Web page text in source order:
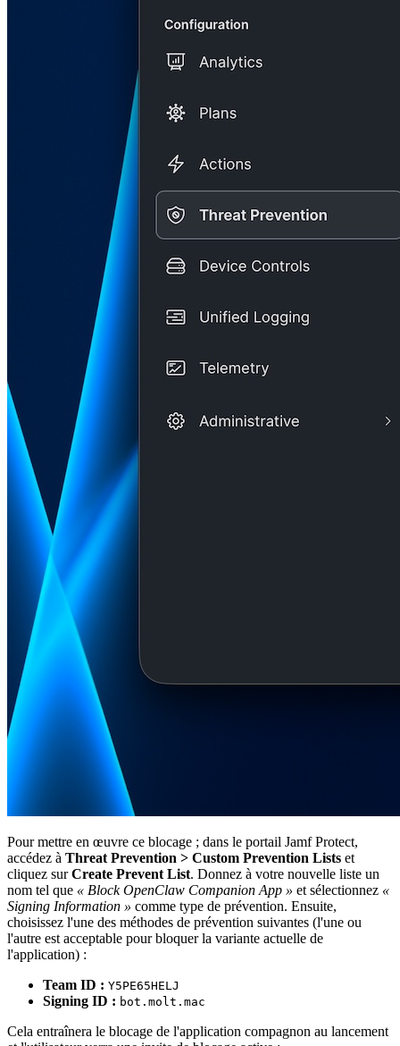
Pour mettre en œuvre ce blocage ; dans le portail Jamf Protect,
accédez à Threat Prevention > Custom Prevention Lists et
cliquez surCreate Prevent List. Donnez à votre nouvelle liste un
nom tel que « Block OpenClaw Companion App » et sélectionnez «
Signing Information » comme type de prévention. Ensuite,
choisissez l'une des méthodes de prévention suivantes (l'une ou
l'autre est acceptable pour bloquer la variante actuelle de
l'application) :
Team ID : Y5PE65HELJ
Signing ID : bot.molt.mac
Cela entraînera le blocage de l'application compagnon au lancement